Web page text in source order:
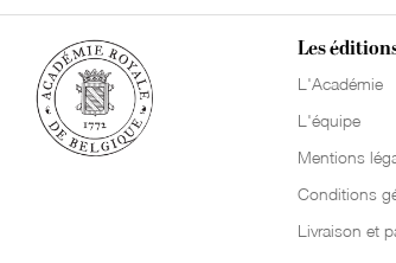
Les
L'Académie
L'équipe
Mentions
Conditions
Livraison et